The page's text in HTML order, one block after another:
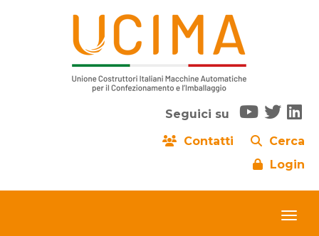
Seguici su
Contatti
Cerca
Login